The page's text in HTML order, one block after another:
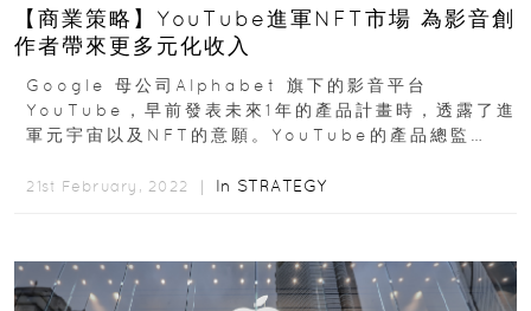
【商業策略】YouTube進軍NFT市場 為影音創
作者帶來更多元化收入
Google 母公司Alphabet 旗下的影音平台
YouTube，早前發表未來1年的產品計畫時，透露了進
軍元宇宙以及NFT的意願。YouTube的產品總監
21st February, 2022 ｜ In STRATEGY